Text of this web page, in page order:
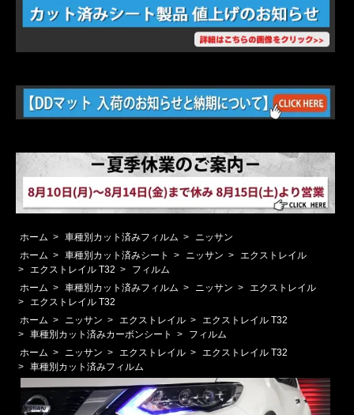
ホーム > 車種別カット済みフィルム >
ニッサン
ホーム > 車種別カット済みシート > ニッサン > エクストレイル
> エクストレイル T32 >
フィルム
ホーム > 車種別カット済みフィルム > ニッサン > エクストレイル
> エクストレイル T32
ホーム > ニッサン > エクストレイル > エクストレイル T32
> 車種別カット済みカーボンシート >
フィルム
ホーム > ニッサン > エクストレイル > エクストレイル T32
> 車種別カット済みフィルム